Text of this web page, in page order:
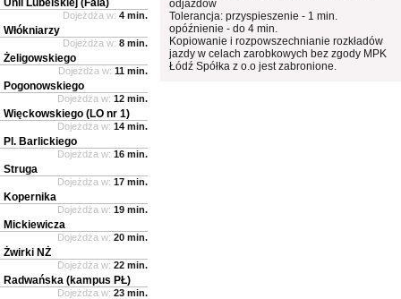
odjazdów
Tolerancja: przyspieszenie - 1 min.
opóźnienie - do 4 min.
Kopiowanie i rozpowszechnianie rozkładów
jazdy w celach zarobkowych bez zgody MPK
Łódź Spółka z o.o jest zabronione.
Unii Lubelskiej (Fala)
Dojeżdża w: 4 min.
Włókniarzy
Dojeżdża w: 8 min.
Żeligowskiego
Dojeżdża w: 11 min.
Pogonowskiego
Dojeżdża w: 12 min.
Więckowskiego (LO nr 1)
Dojeżdża w: 14 min.
Pl. Barlickiego
Dojeżdża w: 16 min.
Struga
Dojeżdża w: 17 min.
Kopernika
Dojeżdża w: 19 min.
Mickiewicza
Dojeżdża w: 20 min.
Żwirki NŻ
Dojeżdża w: 22 min.
Radwańska (kampus PŁ)
Dojeżdża w: 23 min.